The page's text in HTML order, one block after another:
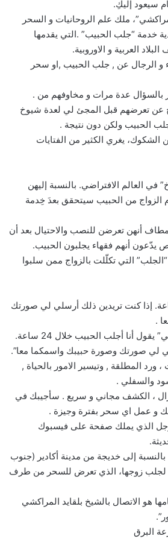
سيعود إليكِ.
ملك علم الروحانيات و السحر
خدمة “جلب الحبيب” .التي يقدمها
العربية و الاوروبية.
و الرجال عن , جلب الحبيب ,او سحر
بالسؤال عدة مرات و مخاوفهم من .
عن تعرضهم قبل المجئ لي لعدة شيوخ
الحبيب ولكن دون نتيجة .
الشكوك، يغري الكثير من الفتايات
في العالم الافتراضي. بالنسبة إليهن
الزواج من الحبيب سيتحقق بعدَ خِدمة
أنهن تعرضن للنصب والاحتيال بعد أن
يدّعون أنهم فقهاء يجلبون الحبيب.
التي تكلّلت بالزواج ممن سلبوا
خلال 24 ساعة. إذا كنت تريدين ذلك أرسلي لي صورتك
.
المثيرُ أن “بلقايد المراكشي” يقول أنا أجلب الحبيب خلال 24 ساعة.
لي صورتك وصورة حبيبك واسمكما معا”.
، ورد المطلقة , وتيسير الامور بالحياة ,
والسفلي .
، الكشف مجاني و سريع . سأجيبك في
و عمل اي سحر بفترة وجيزة .
الذي يملك صفحة على فيسبوك
بالنسبة إلى خديجة من مدينة أكادير (جنوب
لجلب زوجها، الذي تعرض للسحر من طرف
هو الاتصال بالشيخ بلقايد المراكشي
البرق